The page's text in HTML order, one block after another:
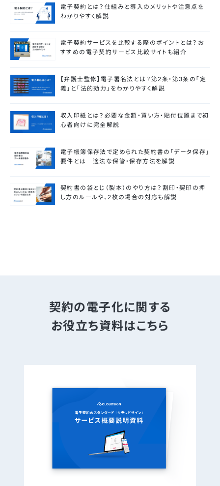
電子契約とは？仕組みと導入のメリットや注意点を
わかりやすく解説
電子契約サービスを比較する際のポイントとは？お
すすめの電子契約サービス比較サイトも紹介
【弁護士監修】電子署名法とは？第2条・第3条の「定
義」と「法的効力」をわかりやすく解説
収入印紙とは？必要な金額・買い方・貼付位置まで初
心者向けに完全解説
電子帳簿保存法で定められた契約書の「データ保存」
要件とは 適法な保管・保存方法を解説
契約書の袋とじ（製本）のやり方は？割印・契印の押
し方のルールや、2枚の場合の対応も解説
契約の電子化に関する
お役立ち資料はこちら